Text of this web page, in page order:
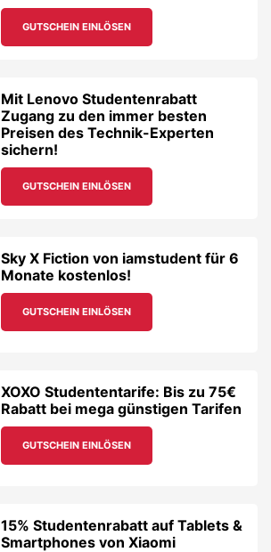
GUTSCHEIN EINLÖSEN
Mit Lenovo Studentenrabatt
Zugang zu den immer besten
Preisen des Technik-Experten
sichern!
GUTSCHEIN EINLÖSEN
Sky X Fiction von iamstudent für 6
Monate kostenlos!
GUTSCHEIN EINLÖSEN
XOXO Studententarife: Bis zu 75€
Rabatt bei mega günstigen Tarifen
GUTSCHEIN EINLÖSEN
15% Studentenrabatt auf Tablets &
Smartphones von Xiaomi